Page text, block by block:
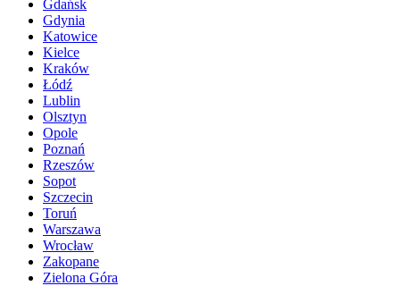
Gdańsk
Gdynia
Katowice
Kielce
Kraków
Łódź
Lublin
Olsztyn
Opole
Poznań
Rzeszów
Sopot
Szczecin
Toruń
Warszawa
Wrocław
Zakopane
Zielona Góra